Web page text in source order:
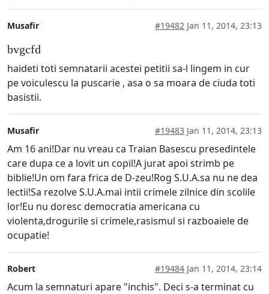
Musafir #19482 Jan 11, 2014, 23:13
bvgcfd
haideti toti semnatarii acestei petitii sa-l lingem in cur
pe voiculescu la puscarie , asa o sa moara de ciuda toti
basistii.
Musafir #19483 Jan 11, 2014, 23:13
Am 16 ani!Dar nu vreau ca Traian Basescu presedintele
care dupa ce a lovit un copil!A jurat apoi strimb pe
biblie!Un om fara frica de D-zeu!Rog S.U.A.sa nu ne dea
lectii!Sa rezolve S.U.A.mai intii crimele zilnice din scolile
lor!Eu nu doresc democratia americana cu
violenta,drogurile si crimele,rasismul si razboaiele de
ocupatie!
Robert #19484 Jan 11, 2014, 23:14
Acum la semnaturi apare "inchis". Deci s-a terminat cu